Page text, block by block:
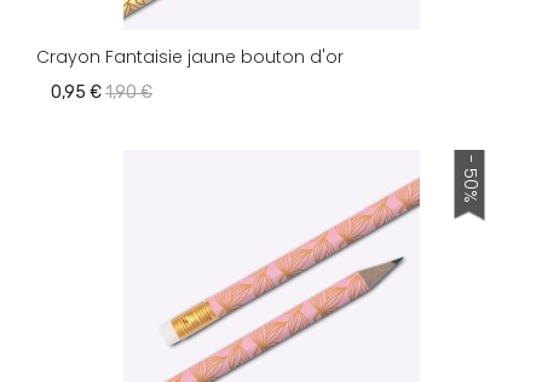
Crayon Fantaisie jaune bouton d'or
0,95 €1,90 €
- 50%